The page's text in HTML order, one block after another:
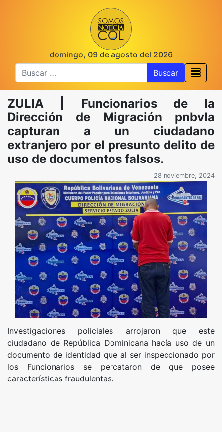
domingo, 09 de agosto del 2026
Buscar
ZULIA | Funcionarios de la
Dirección de Migración pnbvla
capturan a un ciudadano
extranjero por el presunto delito de
uso de documentos falsos.
28 noviembre, 2024
Investigaciones policiales arrojaron que este
ciudadano de República Dominicana hacía uso de un
documento de identidad que al ser inspeccionado por
los Funcionarios se percataron de que posee
características fraudulentas.